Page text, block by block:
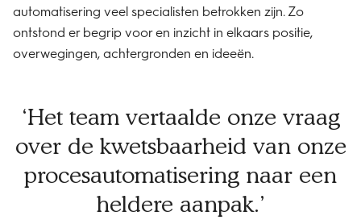
automatisering veel specialisten betrokken zijn. Zo
ontstond er begrip voor en inzicht in elkaars positie,
overwegingen, achtergronden en ideeën.
Het team vertaalde onze vraag
over de kwetsbaarheid van onze
procesautomatisering naar een
heldere aanpak.